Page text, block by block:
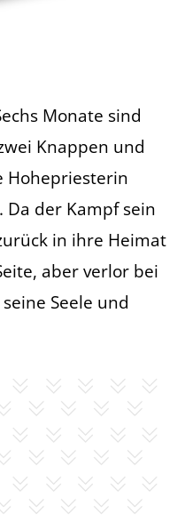
Monate sind
Knappen und
Hohepriesterin
der Kampf sein
in ihre Heimat
aber verlor bei
Seele und